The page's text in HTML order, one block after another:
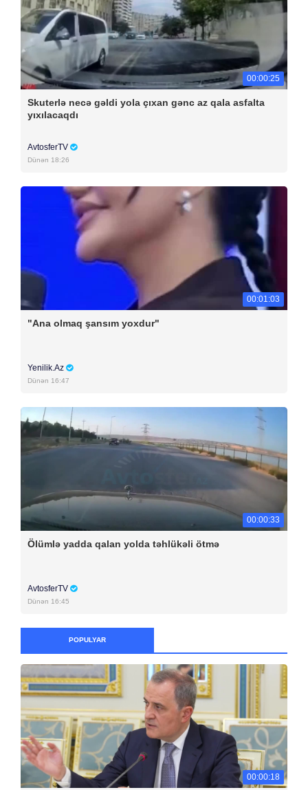
00:00:25
Skuterlə necə gəldi yola çıxan gənc az qala asfalta
yıxılacaqdı
AvtosferTV
Dünən 18:26
00:01:03
"Ana olmaq şansım yoxdur"
Yenilik.Az
Dünən 16:47
00:00:33
Ölümlə yadda qalan yolda təhlükəli ötmə
AvtosferTV
Dünən 16:45
POPULYAR
00:00:18